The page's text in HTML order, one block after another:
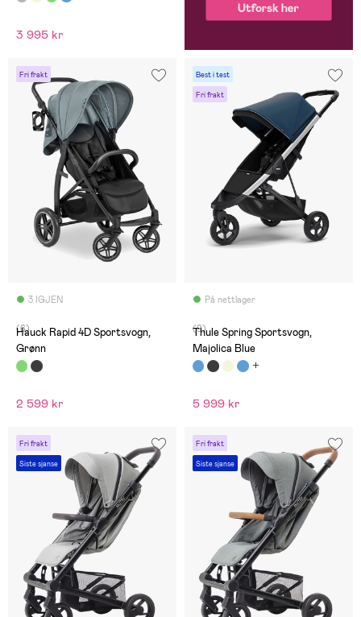
3 995 kr
Fri frakt
3 IGJEN
(6)
Hauck Rapid 4D Sportsvogn,
Grønn
2 599 kr
Best i test
Fri frakt
På nettlager
(9)
Thule Spring Sportsvogn,
Majolica Blue
5 999 kr
Fri frakt
Siste sjanse
Fri frakt
Siste sjanse